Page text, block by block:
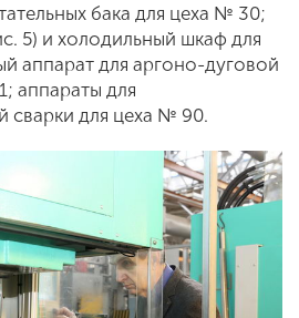
бака для цеха № 30;
5) и холодильный шкаф для
аппарат для аргоно-дуговой
аппараты для
сварки для цеха № 90.